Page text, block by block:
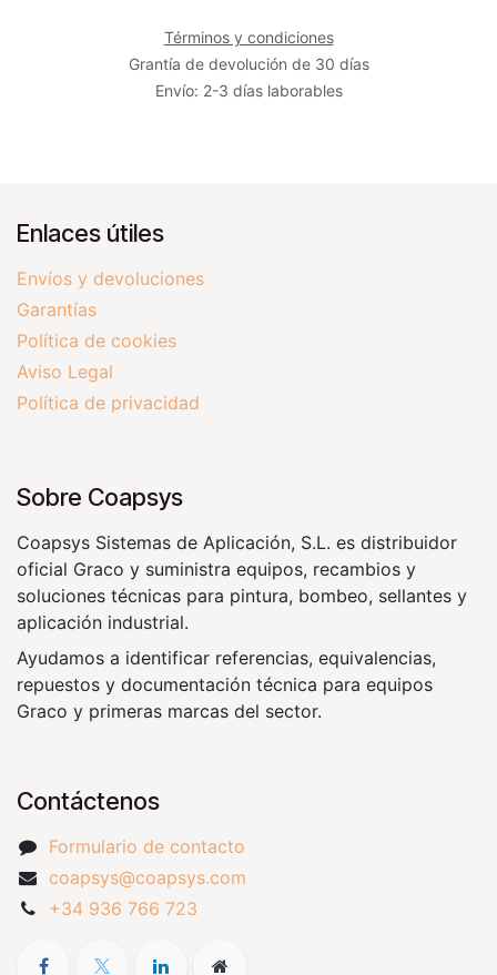
Términos y condiciones
Grantía de devolución de 30 días
Envío: 2-3 días laborables
Enlaces útiles
Envíos y devoluciones
Garantías
Política de cookies
Aviso Legal
Política de privacidad
Sobre Coapsys
Coapsys Sistemas de Aplicación, S.L. es distribuidor
oficial Graco y suministra equipos, recambios y
soluciones técnicas para pintura, bombeo, sellantes y
aplicación industrial.
Ayudamos a identificar referencias, equivalencias,
repuestos y documentación técnica para equipos
Graco y primeras marcas del sector.
Contáctenos
Formulario de contacto
coapsys@coapsys.com
+34 936 766 723